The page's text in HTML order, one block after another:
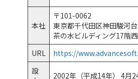
蔵前工業会による蔵前ベンチャー賞
大強度陽子加速器施設（J-PARC）
アクセス
本社
〒101-0062
東京都千代田区神田駿河
茶の水ビルディング17階
URL
https://
設
2002年（平成14年） 4月